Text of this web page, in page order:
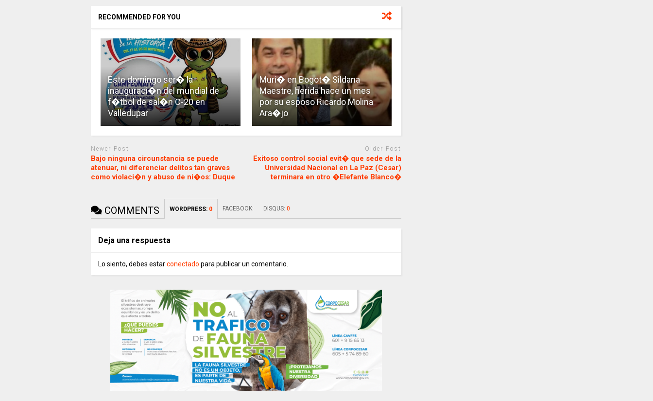
RECOMMENDED FOR YOU
Este domingo ser� la
inauguraci�n del mundial de
f�tbol de sal�n C-20 en
Valledupar
Muri� en Bogot� Sildana
Maestre, herida hace un mes
por su esposo Ricardo Molina
Ara�jo
Newer Post
Bajo ninguna circunstancia se puede
atenuar, ni diferenciar delitos tan graves
como violaci�n y abuso de ni�os: Duque
Older Post
Exitoso control social evit� que sede de la
Universidad Nacional en La Paz (Cesar)
terminara en otro �Elefante Blanco�
COMMENTS WORDPRESS: 0 FACEBOOK: DISQUS: 0
Deja una respuesta
Lo siento, debes estarconectado para publicar un comentario.